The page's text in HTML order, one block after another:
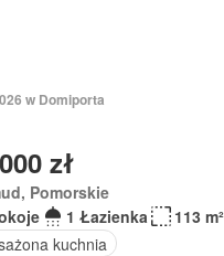
w Domiporta
zł
Pomorskie
1 Łazienka
113 m²
kuchnia